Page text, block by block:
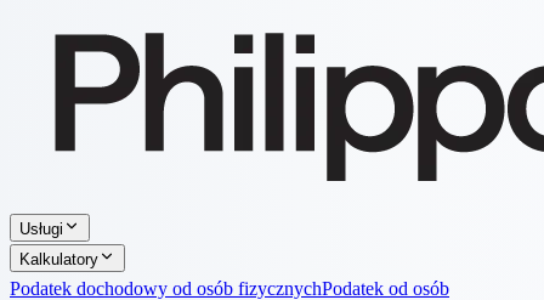
Usługi
Kalkulatory
Podatek dochodowy od osób fizycznychPodatek od osób